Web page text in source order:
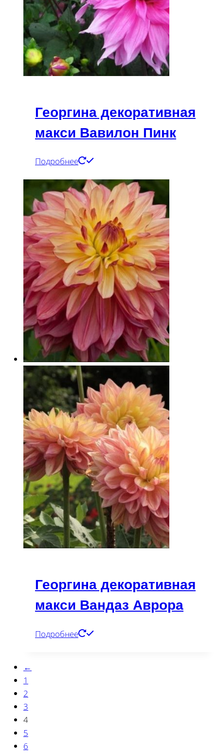
Георгина декоративная
макси Вавилон Пинк
Подробнее
Георгина декоративная
макси Вандаз Аврора
Подробнее
←
1
2
3
4
5
6